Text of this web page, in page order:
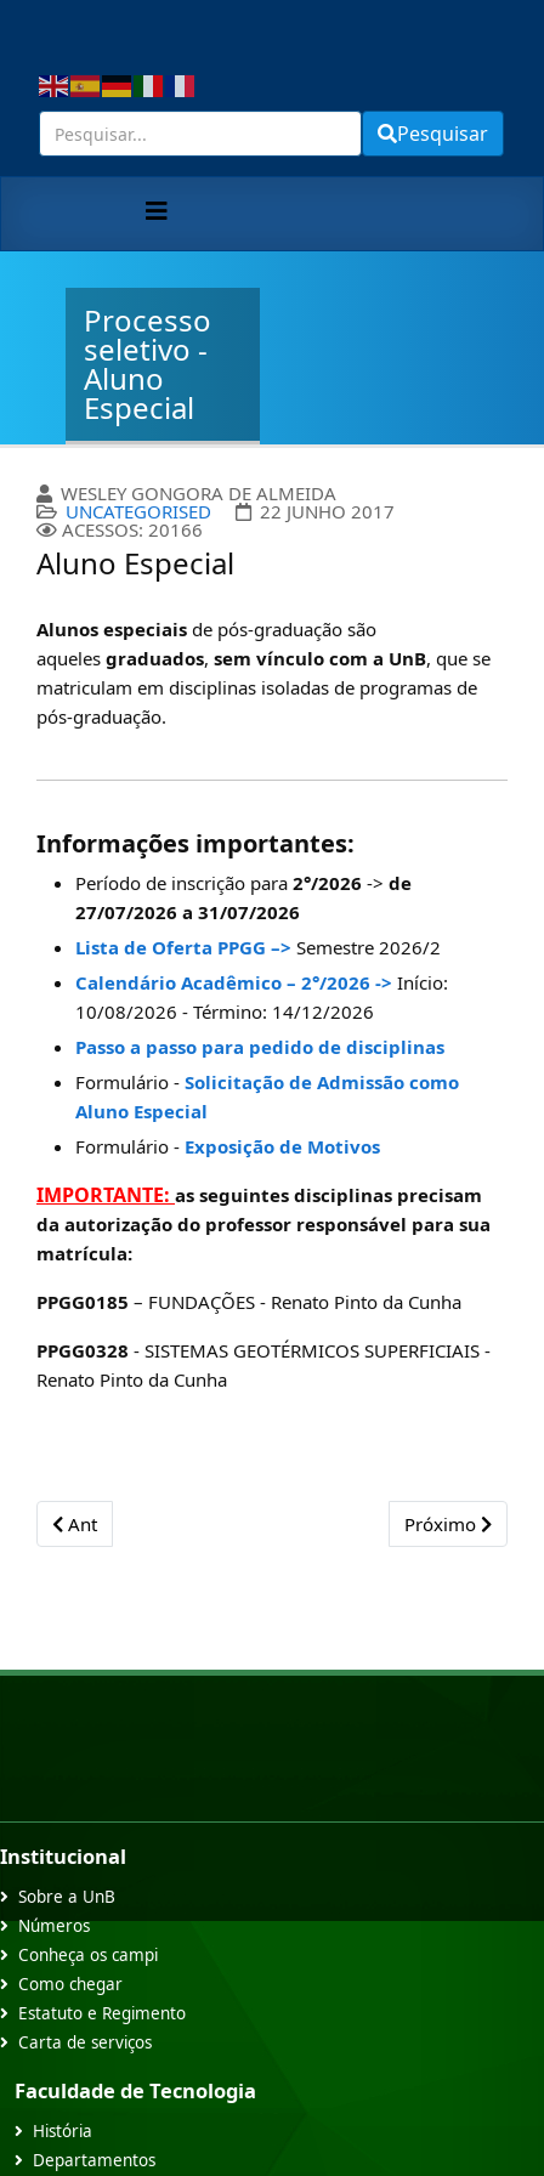
Pesquisar
Processo
seletivo -
Aluno
Especial
WESLEY GONGORA DE ALMEIDA
UNCATEGORISED 22 JUNHO 2017
ACESSOS: 20166
Aluno Especial
Alunos especiais de pós-graduação são
aqueles graduados, sem vínculo com a UnB, que se
matriculam em disciplinas isoladas de programas de
pós-graduação.
Informações importantes:
Período de inscrição para 2°/2026 -> de
27/07/2026 a 31/07/2026
Lista de Oferta PPGG –> Semestre 2026/2
Calendário Acadêmico – 2°/2026 -> Início:
10/08/2026 - Término: 14/12/2026
Passo a passo para pedido de disciplinas
Formulário - Solicitação de Admissão como
Aluno Especial
Formulário - Exposição de Motivos
IMPORTANTE: as seguintes disciplinas precisam
da autorização do professor responsável para sua
matrícula:
PPGG0185 – FUNDAÇÕES - Renato Pinto da Cunha
PPGG0328 - SISTEMAS GEOTÉRMICOS SUPERFICIAIS -
Renato Pinto da Cunha
Previous article: Publicações Diversas
Ant Next article:
Próximo
Institucional
Sobre a UnB
Números
Conheça os campi
Como chegar
Estatuto e Regimento
Carta de serviços
Faculdade de Tecnologia
História
Departamentos